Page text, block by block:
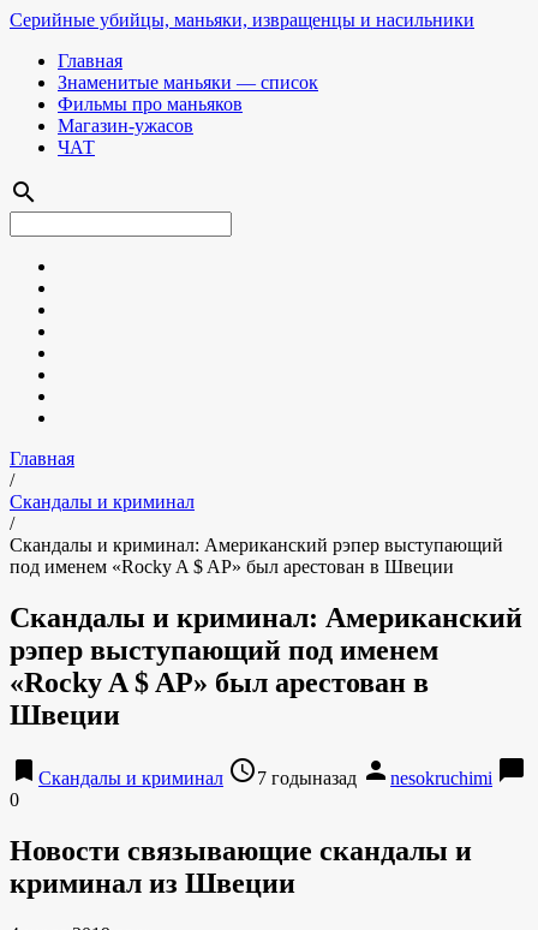
Серийные убийцы, маньяки, извращенцы и насильники
Главная
Знаменитые маньяки — список
Фильмы про маньяков
Магазин-ужасов
ЧАТ
search
Главная
/
Скандалы и криминал
/
Скандалы и криминал: Американский рэпер выступающий
под именем «Rocky A $ AP» был арестован в Швеции
Скандалы и криминал: Американский
рэпер выступающий под именем
«Rocky A $ AP» был арестован в
Швеции
bookmark Скандалы и криминал access_time7 годыназад person nesokruchimi chat_bubble
0
Новости связывающие скандалы и
криминал из Швеции